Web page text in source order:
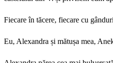
Fiecare în tăcere, fiecare cu
Eu, Alexandra și mătușa mea,